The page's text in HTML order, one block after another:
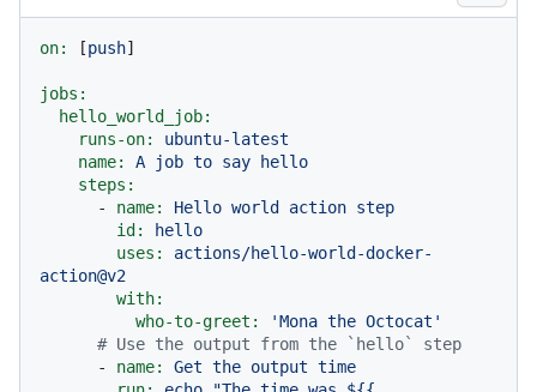
on: [push]
jobs:
hello_world_job:
runs-on:
ubuntu-latest
name:
A job to say hello
steps:
-
name: Hello world action step
id:
hello
uses:
actions/hello-world-docker-
action@v2
with:
who-to-greet:
'Mona the Octocat'
# Use the output from the `hello` step
-
name: Get the output time